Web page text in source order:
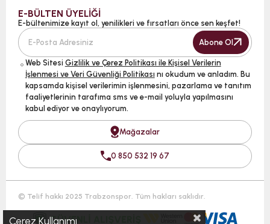
E-BÜLTEN ÜYELİĞİ
E-bültenimize kayıt ol, yenilikleri ve fırsatları önce sen keşfet!
Abone Ol
Web Sitesi Gizlilik ve Çerez Politikası ile Kişisel Verilerin
İşlenmesi ve Veri Güvenliği Politikası nı okudum ve anladım. Bu
kapsamda kişisel verilerimin işlenmesini, pazarlama ve tanıtım
faaliyetlerinin tarafıma sms ve e-mail yoluyla yapılmasını
kabul ediyor ve onaylıyorum.
Mağazalar
0 850 532 19 67
© Telif hakkı 2025 Trabzonspor. Tüm hakları saklıdır.
Çerez Kullanımı